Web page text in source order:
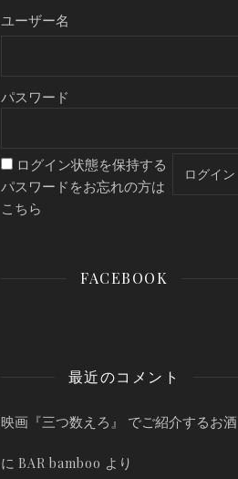
ユーザー名
パスワード
ログイン状態を保持する
パスワードをお忘れの方は
こちら
FACEBOOK
最近のコメント
映画『三つ数えろ』 でご紹介するお酒
に BAR bamboo より